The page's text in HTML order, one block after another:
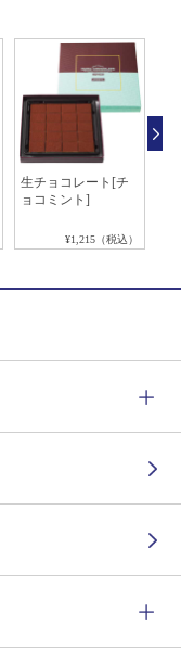
生チョコレート[チ
ョコミント]
¥1,215（税込）